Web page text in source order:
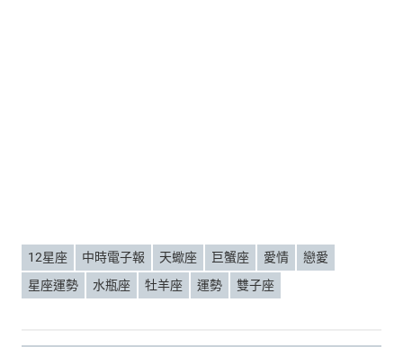
12星座 中時電子報 天蠍座 巨蟹座 愛情
戀愛
星座運勢
水瓶座 牡羊座 運勢 雙子座